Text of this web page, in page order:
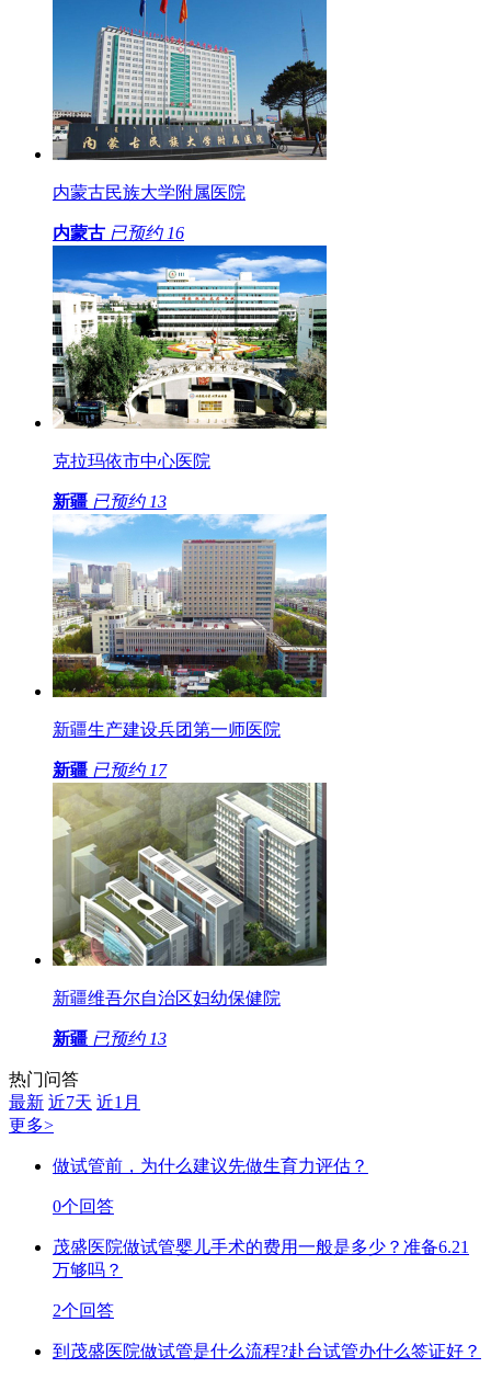
内蒙古民族大学附属医院
内蒙古 已预约 16
克拉玛依市中心医院
新疆 已预约 13
新疆生产建设兵团第一师医院
新疆 已预约 17
新疆维吾尔自治区妇幼保健院
新疆 已预约 13
热门问答
最新 近7天 近1月
更多>
做试管前，为什么建议先做生育力评估？
0个回答
茂盛医院做试管婴儿手术的费用一般是多少？准备6.21
万够吗？
2个回答
到茂盛医院做试管是什么流程?赴台试管办什么签证好？